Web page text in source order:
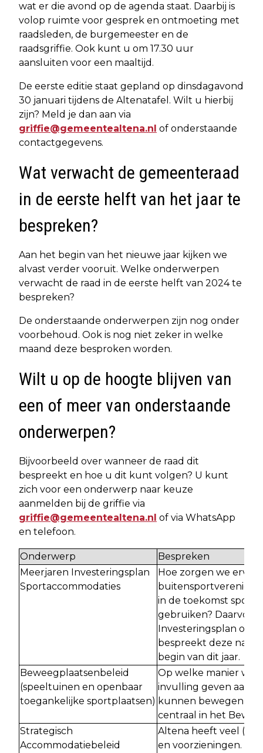
wat er die avond op de agenda staat. Daarbij is
volop ruimte voor gesprek en ontmoeting met
raadsleden, de burgemeester en de
raadsgriffie. Ook kunt u om 17.30 uur
aansluiten voor een maaltijd.
De eerste editie staat gepland op dinsdagavond
30 januari tijdens de Altenatafel. Wilt u hierbij
zijn? Meld je dan aan via
griffie@gemeentealtena.nl of onderstaande
contactgegevens.
Wat verwacht de gemeenteraad
in de eerste helft van het jaar te
bespreken?
Aan het begin van het nieuwe jaar kijken we
alvast verder vooruit. Welke onderwerpen
verwacht de raad in de eerste helft van 2024 te
bespreken?
De onderstaande onderwerpen zijn nog onder
voorbehoud. Ook is nog niet zeker in welke
maand deze besproken worden.
Wilt u op de hoogte blijven van
een of meer van onderstaande
onderwerpen?
Bijvoorbeeld over wanneer de raad dit
bespreekt en hoe u dit kunt volgen? U kunt
zich voor een onderwerp naar keuze
aanmelden bij de griffie via
griffie@gemeentealtena.nl of via WhatsApp
en telefoon.
Onderwerp
Bespreken
Meerjaren Investeringsplan
Sportaccommodaties
Hoe zorgen we
in de toekomst
gebruiken? Daarvoor
Investeringsplan
bespreekt deze naar
begin van dit jaar.
Beweegplaatsenbeleid
(speeltuinen en openbaar
toegankelijke sportplaatsen)
Op welke manier
invulling geven aan
kunnen bewegen,
centraal in het
Strategisch
Accommodatiebeleid
Altena heeft veel
en voorzieningen.